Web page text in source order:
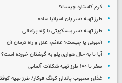
کرم کاستارد چیست؟
طرز تهیه دسر پان اسپانیا ساده
طرز تهیه دسر بیسکویتی با ژله پرتقالی
آمبولی پا چیست؟ علائم، علل و راه درمان آن
آیا تا به حال هواری پلو به گوشتان خورده است؟
صفر تا ۱۰۰ طرز تهیه شکلات آلمانی
غذای محبوب پاندای کونگ فوکار/ طرز تهیه